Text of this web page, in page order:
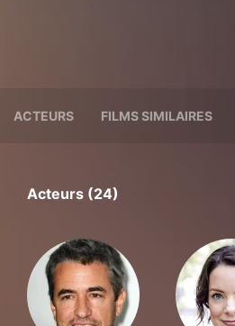
ACTEURS FILMS SIMILAIRES
Acteurs (24)